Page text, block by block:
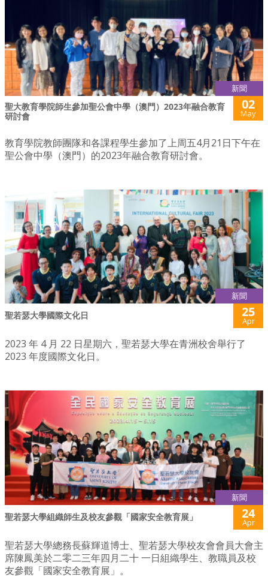
新聞
聖大教育學院師生參加聖公會中學（澳門）2023年融合教育
研討會
02
May
教育學院教師團隊和各課程學生參加了上周五4月21日下午在
聖公會中學（澳門）的2023年融合教育研討會。
新聞
聖若瑟大學國際文化日 25
Apr
2023 年 4 月 22 日星期六，聖若瑟大學在青洲校舍舉行了
2023 年度國際文化日。
新聞
聖若瑟大學組織師生及校友參觀「國家安全教育展」 24
Apr
聖若瑟大學總務長蘇輝道博士、聖若瑟大學校友會會員大會主
席陳鳳美於二零二三年四月二十 一日組織學生、教職員及校
友參觀「國家安全教育展」。